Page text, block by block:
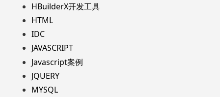
HBuilderX开发工具
HTML
IDC
JAVASCRIPT
Javascript案例
JQUERY
MYSQL